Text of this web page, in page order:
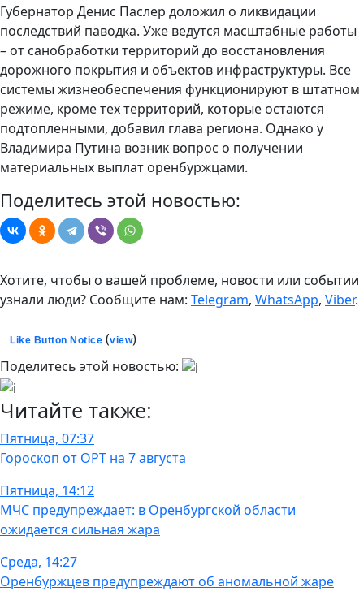
Губернатор Денис Паслер доложил о ликвидации
последствий паводка. Уже ведутся масштабные работы
– от санобработки территорий до восстановления
дорожного покрытия и объектов инфраструктуры. Все
системы жизнеобеспечения функционируют в штатном
режиме, кроме тех территорий, которые остаются
подтопленными, добавил глава региона. Однако у
Владимира Путина возник вопрос о получении
материальных выплат оренбуржцами.
Поделитесь этой новостью:
Хотите, чтобы о вашей проблеме, новости или событии
узнали люди? Сообщите нам: Telegram, WhatsApp, Viber.
Like Button Notice (view)
Поделитесь этой новостью:
Читайте также:
Пятница, 07:37
Гороскоп от ОРТ на 7 августа
Пятница, 14:12
МЧС предупреждает: в Оренбургской области
ожидается сильная жара
Среда, 14:27
Оренбуржцев предупреждают об аномальной жаре